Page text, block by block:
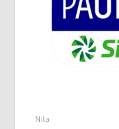
09/01/2025
Nila